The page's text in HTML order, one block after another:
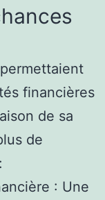
financières
de sa
de
: Une